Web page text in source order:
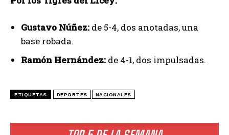
Gustavo Núñez: de 5-4, dos anotadas, una
base robada.
Ramón Hernández: de 4-1, dos impulsadas.
ETIQUETAS DEPORTES NACIONALES